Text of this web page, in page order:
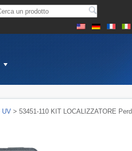
UV> 53451-110 KIT LOCALIZZATORE